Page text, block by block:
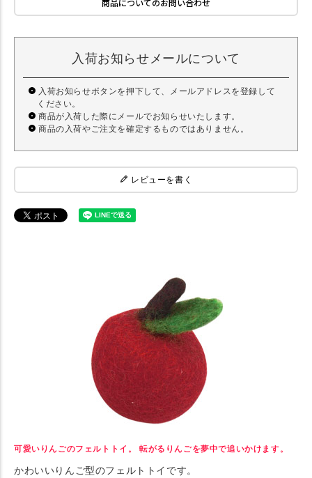
商品についてのお問い合わせ
入荷お知らせメールについて
入荷お知らせボタンを押下して、メールアドレスを登録して
ください。
商品が入荷した際にメールでお知らせいたします。
商品の入荷やご注文を確定するものではありません。
レビューを書く
可愛いりんごのフェルトトイ。 転がるりんごを夢中で追いかけます。
かわいいりんご型のフェルトトイです。